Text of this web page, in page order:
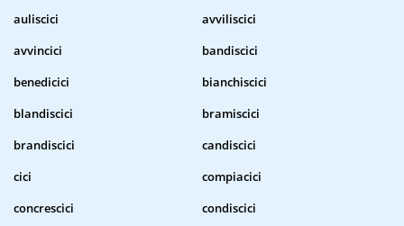
auliscici
avviliscici
avvincici
bandiscici
benedicici
bianchiscici
blandiscici
bramiscici
brandiscici
candiscici
cici
compiacici
concrescici
condiscici